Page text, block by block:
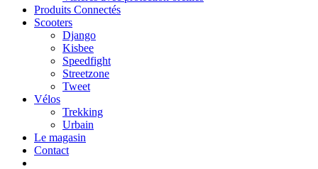
Produits Connectés
Scooters
Django
Kisbee
Speedfight
Streetzone
Tweet
Vélos
Trekking
Urbain
Le magasin
Contact